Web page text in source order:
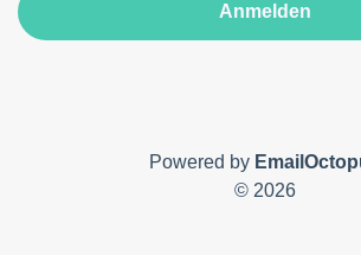
Anmelden
Powered by
© 2026